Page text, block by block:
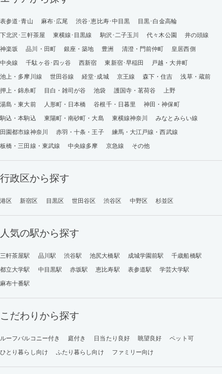
表参道･青山 麻布･広尾 渋谷･恵比寿･中目黒
目黒･白金高輪
下北沢･三軒茶屋
東横線･目黒線 駒沢･二子玉川 代々木公園
井の頭線
神楽坂
品川・田町 銀座・築地 豊洲 清澄・門前仲町
皇居西側
中央線
千駄ヶ谷･四ッ谷 西新宿 東新宿･早稲田
戸越・大井町
池上・多摩川線
世田谷線 経堂･成城 京王線 森下・住吉
浅草・蔵前
押上・錦糸町
目白・雑司が谷 池袋 護国寺・茗荷谷
上野
湯島・東大前
人形町・日本橋 谷根千・日暮里
神田・神保町
駒込・本駒込
東陽町・南砂町・大島 東横線神奈川
みなとみらい線
田園都市線神奈川
赤羽・十条・王子
練馬・大江戸線・西武線
板橋・三田線・東武線
中央線多摩 京急線 その他
行政区から探す
港区 新宿区 目黒区 世田谷区 渋谷区 中野区 杉並区
人気の駅から探す
三軒茶屋駅 品川駅 渋谷駅 池尻大橋駅 成城学園前駅
千歳船橋駅
都立大学駅
中目黒駅 赤坂駅 恵比寿駅 表参道駅
学芸大学駅
麻布十番駅
こだわりから探す
ルーフバルコニー付き 庭付き 日当たり良好 眺望良好
ペット可
ひとり暮らし向け
ふたり暮らし向け ファミリー向け